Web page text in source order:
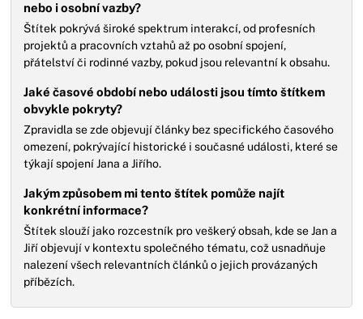
nebo i osobní vazby?
Štítek pokrývá široké spektrum interakcí, od profesních
projektů a pracovních vztahů až po osobní spojení,
přátelství či rodinné vazby, pokud jsou relevantní k obsahu.
Jaké časové období nebo události jsou tímto štítkem
obvykle pokryty?
Zpravidla se zde objevují články bez specifického časového
omezení, pokrývající historické i současné události, které se
týkají spojení Jana a Jiřího.
Jakým způsobem mi tento štítek pomůže najít
konkrétní informace?
Štítek slouží jako rozcestník pro veškerý obsah, kde se Jan a
Jiří objevují v kontextu společného tématu, což usnadňuje
nalezení všech relevantních článků o jejich provázaných
příbězích.